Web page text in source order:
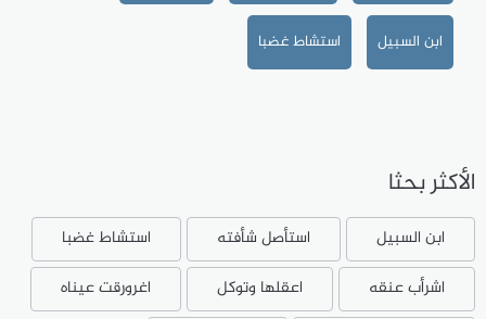
ابن السبيل استشاط غضبا
الأكثر بحثا
ابن السبيل استأصل شأفته
استشاط غضبا
اشرأب عنقه
اعقلها وتوكل
اغرورقت عيناه